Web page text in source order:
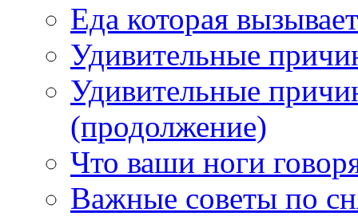
Еда которая
Удивительные
Удивительные
(продолжение)
Что ваши ноги
Важные советы по